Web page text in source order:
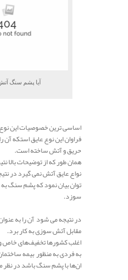
آیا پشم سنگ
اساسی ترین خصوصیات این
فراوان این نوع عایق استکه آن
حریق و آتش ساخته است.
همان طور که از توضیحات بالا
نواع عایق آتش نمی گیرد در
توان بیان نمود که پشم سنگ
سوزد.
در نتیجه می شود آن را به
مقابل آتش سوزی به کار برد.
اغلب کشورها تخفیف‌های خاص
به فردی به منظور بیمه
ان‌ها با پشم سنگ باشد در نظر